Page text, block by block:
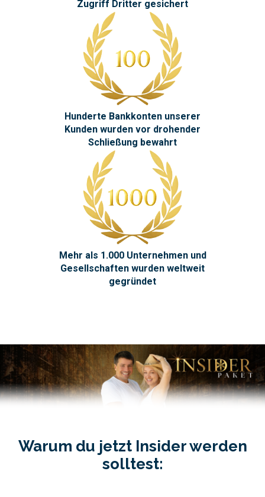
Zugriff Dritter gesichert
Hunderte Bankkonten unserer
Kunden wurden vor drohender
Schließung bewahrt
Mehr als 1.000 Unternehmen und
Gesellschaften wurden weltweit
gegründet
Warum du jetzt Insider werden
solltest: